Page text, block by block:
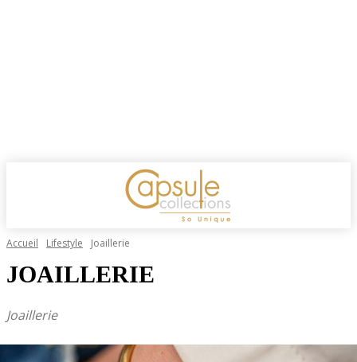
Accueil Lifestyle Joaillerie
JOAILLERIE
Joaillerie